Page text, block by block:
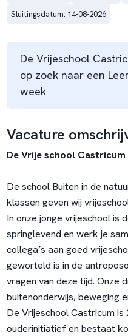
Sluitingsdatum: 14-08-2026
De Vrijeschool
op zoek naar een
week
Vacature
De Vrije school Castricum
De school Buiten in de
klassen geven wij
In onze jonge vrijeschool is
springlevend en werk je
collega’s aan goed
geworteld is in de
vragen van deze tijd. Onze
buitenonderwijs, beweging
De Vrijeschool Castricum
ouderinitiatief en bestaat